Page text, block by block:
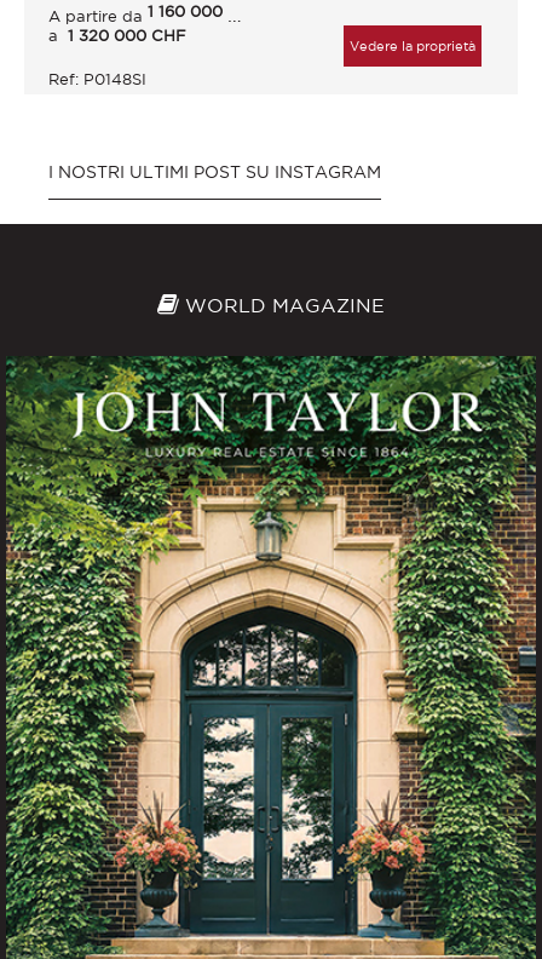
A partire da 1 160 000
a 1 320 000 CHF
Ref: P0148SI
Vedere la proprietà
I NOSTRI ULTIMI POST SU INSTAGRAM
WORLD MAGAZINE